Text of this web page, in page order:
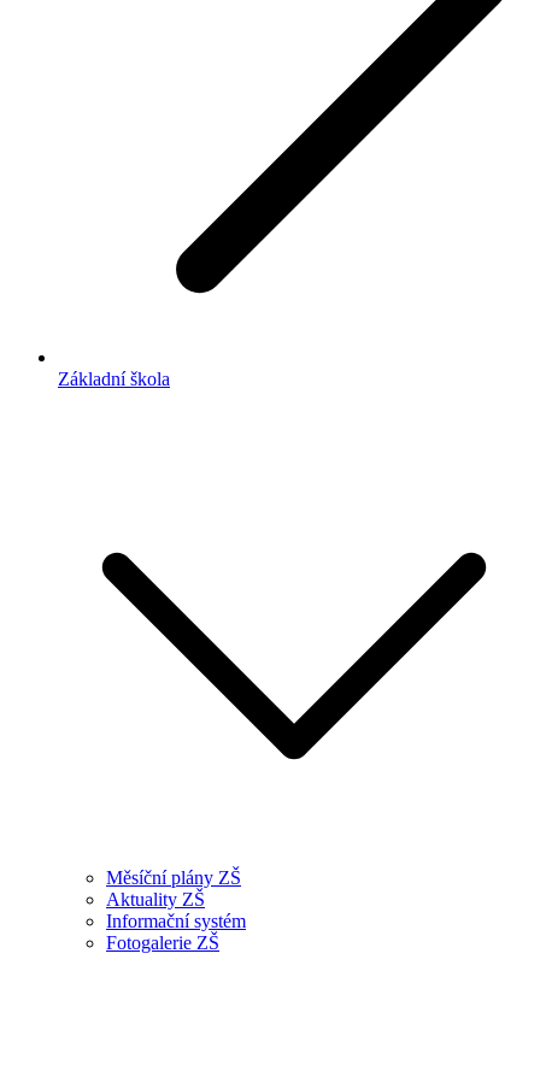
Základní škola
Měsíční plány ZŠ
Aktuality ZŠ
Informační systém
Fotogalerie ZŠ